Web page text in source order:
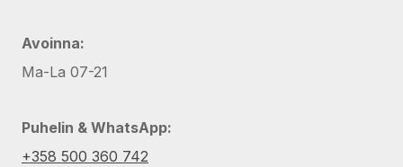
Avoinna:
Ma-La 07-21
Puhelin & WhatsApp:
+358 500 360 742